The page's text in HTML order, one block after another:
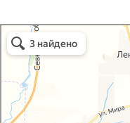
Royal school в Ростове‑на‑Дону
Ростов‑на‑Дону